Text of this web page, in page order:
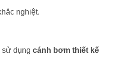
nghiệt.
sử dụng cánh bơm thiết kế